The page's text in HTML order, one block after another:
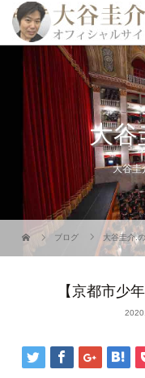
大谷
大谷圭
ブログ 大谷圭介.
【京都市少